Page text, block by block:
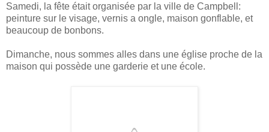
Samedi, la fête était organisée par la ville de Campbell:
peinture sur le visage, vernis a ongle, maison gonflable, et
beaucoup de bonbons.
Dimanche, nous sommes alles dans une église proche de la
maison qui possède une garderie et une école.